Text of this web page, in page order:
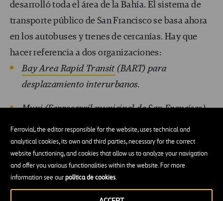
Ferrovial, the editor responsible for the website, uses technical and
analytical cookies, its own and third parties, necessary for the correct
website functioning, and cookies that allow us to analyze your navigation
and offer you various functionalities within the website. For more
information see ourpolítica de cookies.
desarrolló toda el área de la Bahía. El sistema de
transporte público de San Francisco se basa ahora
en los autobuses y trenes de cercanías. Hay que
hacer referencia a dos organizaciones:
Bay Area Rapid Transit(BART) para
desplazamiento interurbanos.
Muni (Ferrocarril municipal de San Francisco)
opera un sistema de autobuses y trenes de
cercanías.